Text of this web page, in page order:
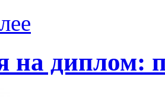
на диплом: